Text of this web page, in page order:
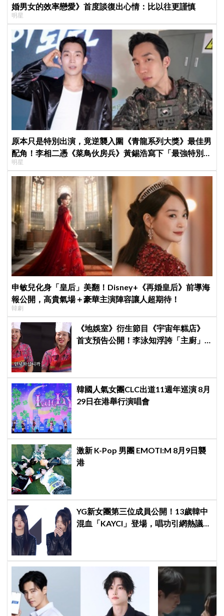
婚男女的效率戀愛》首度談復出心情：比以往更謹慎
明星
原本只是特別出演，竟逆襲入圍《青龍系列大獎》最佳男
配角！李相二憑《菜鳥伙房兵》黃錫浩寫下「最強特別出
演」傳奇
明星
申敏兒化身「皇后」美翻！Disney+《再婚皇后》前導海
報公開，高貴氣場＋豪華主演陣容讓人超期待！
韓劇
《地娛室》衍生節目《宇宙年糕店》
首支預告公開！李泳知浮誇「主廚」
韓國人氣女團CLC出道11週年巡演 8月
29日在港舉行演唱會
激新 K-Pop 男團 EMOTI:M 8月9日襲
港
YG新女團第三位成員公開！13歲韓中
混血「KAYCI」登場，唱功引網熱議：